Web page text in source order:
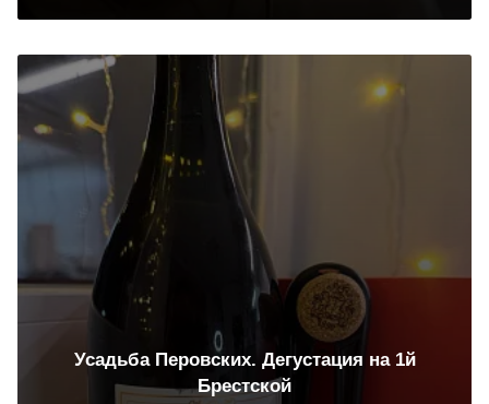
Усадьба Перовских. Дегустация на 1й
Брестской